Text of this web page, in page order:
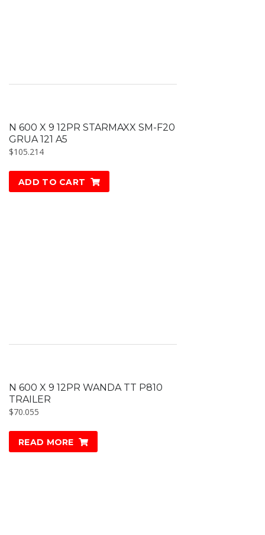
N 600 X 9 12PR STARMAXX SM-F20
GRUA 121 A5
$105.214
ADD TO CART
N 600 X 9 12PR WANDA TT P810
TRAILER
$70.055
READ MORE